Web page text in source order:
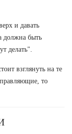
и давать
должна быть
делать".
взглянуть на те
то